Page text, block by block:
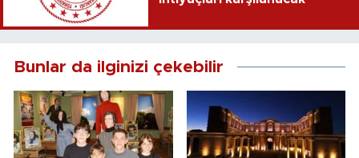
Bunlar da ilginizi çekebilir